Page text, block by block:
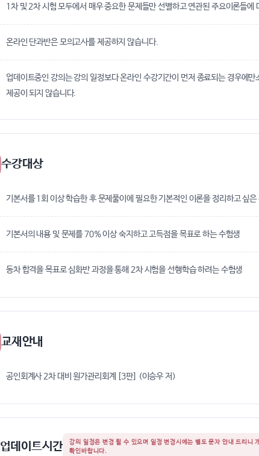
1차 및 2차 시험 모두에서 매우 중요한 문제들만 선별하고 연관된 주요이론들에
온라인 단과반은 모의고사를 제공하지 않습니다.
업데이트중인 강의는 강의 일정보다 온라인 수강기간이 먼저 종료되는 경우에
제공이 되지 않습니다.
수강대상
기본서를 1회 이상 학습한 후 문제풀이에 필요한 기본적인 이론을 정리하고 싶은
기본서의 내용 및 문제를 70% 이상 숙지하고 고득점을 목표로 하는 수험생
동차 합격을 목표로 심화반 과정을 통해 2차 시험을 선행학습 하려는 수험생
교재안내
공인회계사 2차 대비 원가관리회계 [3판] (이승우 저)
업데이트시간
강의 일정은 변경 될 수 있으며 일정 변경시에는 별도 문자 안내 드리니
확인바랍니다.